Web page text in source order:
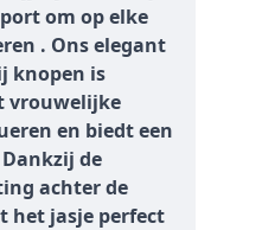
om op elke
. Ons elegant
knopen is
vrouwelijke
en biedt een
de
achter de
het jasje perfect